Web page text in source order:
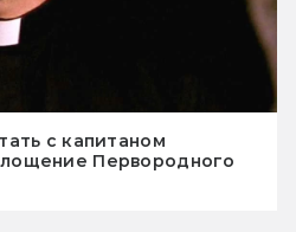
с капитаном
Первородного